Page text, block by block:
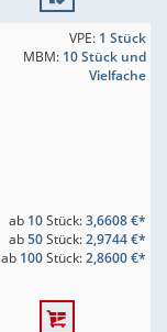
VPE: 1 Stück
MBM: 10 Stück und
Vielfache
ab 10Stück:3,6608 €*
ab50Stück:2,9744 €*
ab 100Stück:2,8600 €*